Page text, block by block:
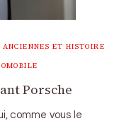
ET HISTOIRE
Porsche
comme vous le